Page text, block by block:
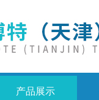
产品展示